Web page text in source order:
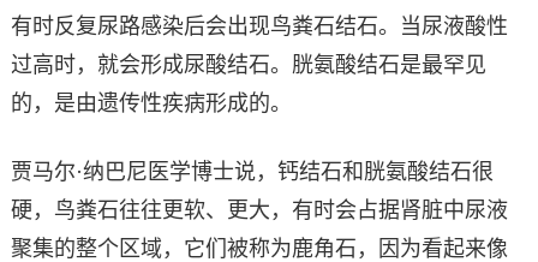
有时反复尿路感染后会出现鸟粪石结石。当尿液酸性
过高时，就会形成尿酸结石。胱氨酸结石是最罕见
的，是由遗传性疾病形成的。
贾马尔·纳巴尼医学博士说，钙结石和胱氨酸结石很
硬，鸟粪石往往更软、更大，有时会占据肾脏中尿液
聚集的整个区域，它们被称为鹿角石，因为看起来像